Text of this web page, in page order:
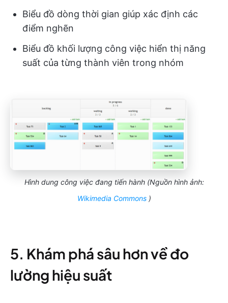
Biểu đồ dòng thời gian giúp xác định các
điểm nghẽn
Biểu đồ khối lượng công việc hiển thị năng
suất của từng thành viên trong nhóm
Hình dung công việc đang tiến hành (Nguồn hình ảnh:
Wikimedia Commons )
5. Khám phá sâu hơn về đo
lường hiệu suất